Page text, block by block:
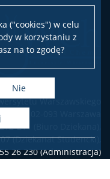
("cookies") w celu
w korzystaniu z
na to zgodę?
Nie
Warszawskiego
1, 02-093 Warszawa
211 (Biuro Dziekana),
(Dziekanat Studencki),
26 230 (Administracja)